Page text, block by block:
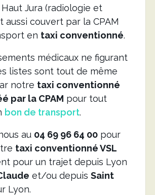
Jura (radiologie et
aussi couvert par la CPAM
en taxi conventionné.
médicaux ne figurant
listes sont tout de même
notre taxi conventionné
par la CPAM pour tout
bon de transport.
au 04 69 96 64 00pour
taxi conventionné VSL
pour un trajet depuis Lyon
et/ou depuis Saint
Lyon.